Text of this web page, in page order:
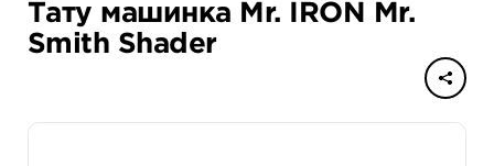
Тату машинка Mr. IRON Mr.
Smith Shader